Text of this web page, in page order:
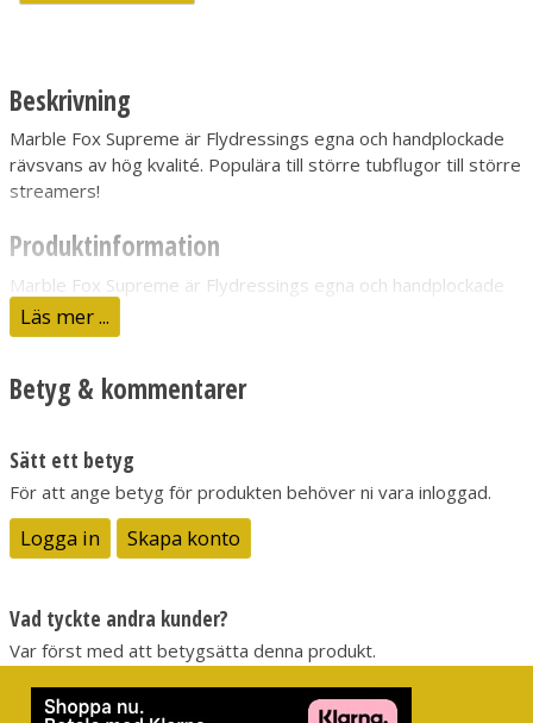
Beskrivning
Marble Fox Supreme är Flydressings egna och handplockade
rävsvans av hög kvalité. Populära till större tubflugor till större
streamers!
Produktinformation
Marble Fox Supreme är Flydressings egna och handplockade
rävsvans av hög kvalité. För att säkerställa bästa kvalité så
skär Flydressing dessa bitar för hand samt att dom även
används till tubflugor för fisket efter lax, havsöring och stor
vandrings öring i rinnande vatten. Detta material används även
till lite större streamers för fisket efter öring och regnbåge.
Läs mer ...
Betyg & kommentarer
Sätt ett betyg
För att ange betyg för produkten behöver ni vara inloggad.
Logga in Skapa konto
Vad tyckte andra kunder?
Var först med att betygsätta denna produkt.